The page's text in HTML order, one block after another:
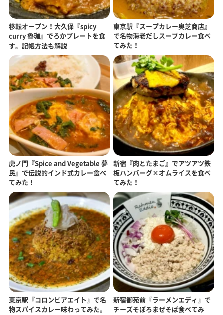
移転オープン！大久保『spicy
curry 魯珈』でろかプレートを食
す。記帳方法も解説
東京駅『スープカレー奥芝商店』
で名物海老だしスープカレー食べ
てみた！
虎ノ門『Spice and Vegetable 夢
民』で伝説的インド式カレー食べ
てみた！
新宿『肉とたまご』でアツアツ鉄
板ハンバーグ×オムライスを食べ
てみた！
東京駅『コロンビアエイト』で名
物スパイスカレー味わってみた。
新宿御苑前『ラーメンエディ』で
チーズそぼろまぜそば食べてみ